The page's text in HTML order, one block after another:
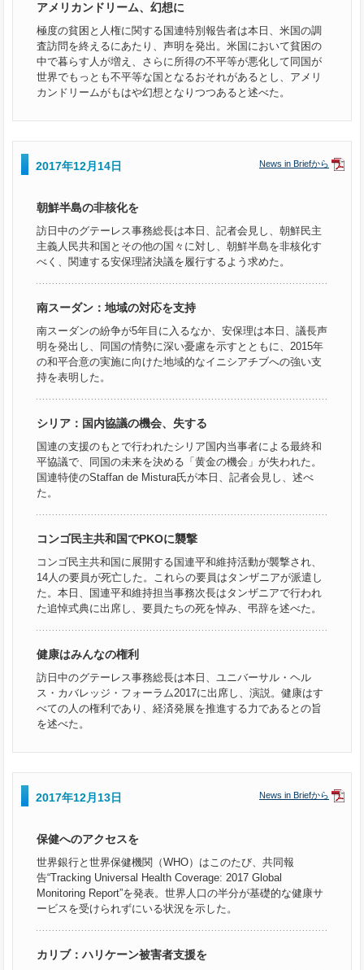
アメリカンドリーム、幻想に
極度の貧困と人権に関する国連特別報告者は本日、米国の調
査訪問を終えるにあたり、声明を発出。米国において貧困の
中で暮らす人が増え、さらに所得の不平等が悪化して同国が
世界でもっとも不平等な国となるおそれがあるとし、アメリ
カンドリームがもはや幻想となりつつあると述べた。
2017年12月14日 News in Briefから
朝鮮半島の非核化を
訪日中のグテーレス事務総長は本日、記者会見し、朝鮮民主
主義人民共和国とその他の国々に対し、朝鮮半島を非核化す
べく、関連する安保理諸決議を履行するよう求めた。
南スーダン：地域の対応を支持
南スーダンの紛争が5年目に入るなか、安保理は本日、議長声
明を発出し、同国の情勢に深い憂慮を示すとともに、2015年
の和平合意の実施に向けた地域的なイニシアチブへの強い支
持を表明した。
シリア：国内協議の機会、失する
国連の支援のもとで行われたシリア国内当事者による最終和
平協議で、同国の未来を決める「黄金の機会」が失われた。
国連特使のStaffan de Mistura氏が本日、記者会見し、述べ
た。
コンゴ民主共和国でPKOに襲撃
コンゴ民主共和国に展開する国連平和維持活動が襲撃され、
14人の要員が死亡した。これらの要員はタンザニアが派遣し
た。本日、国連平和維持担当事務次長はタンザニアで行われ
た追悼式典に出席し、要員たちの死を悼み、弔辞を述べた。
健康はみんなの権利
訪日中のグテーレス事務総長は本日、ユニバーサル・ヘル
ス・カバレッジ・フォーラム2017に出席し、演説。健康はす
べての人の権利であり、経済発展を推進する力であるとの旨
を述べた。
2017年12月13日 News in Briefから
保健へのアクセスを
世界銀行と世界保健機関（WHO）はこのたび、共同報
告“Tracking Universal Health Coverage: 2017 Global
Monitoring Report”を発表。世界人口の半分が基礎的な健康サ
ービスを受けられずにいる状況を示した。
カリブ：ハリケーン被害者支援を